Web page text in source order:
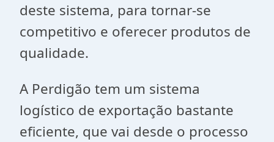
deste sistema, para tornar-se
competitivo e oferecer produtos de
qualidade.
A Perdigão tem um sistema
logístico de exportação bastante
eficiente, que vai desde o processo